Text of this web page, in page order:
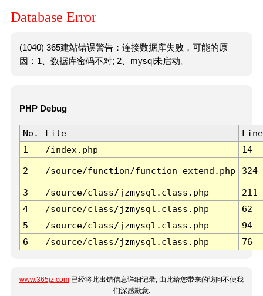
Database Error
(1040) 365建站错误警告：连接数据库失败，可能的原
因：1、数据库密码不对; 2、mysql未启动。
PHP Debug
No. File
Line
1
/index.php 14
2 /source/function/function_extend.php 324
3 /source/class/jzmysql.class.php
211
4
/source/class/jzmysql.class.php
62
5
/source/class/jzmysql.class.php
94
6
/source/class/jzmysql.class.php 76
www.365jz.com 已经将此出错信息详细记录, 由此给您带来的访问不便我
们深感歉意.